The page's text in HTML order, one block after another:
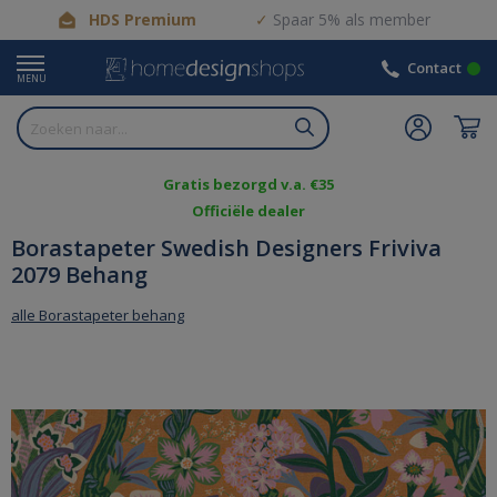
HDS Premium Spaar 5% als member
MENU
Contact
Gratis bezorgd v.a. €35
Officiële dealer
Borastapeter Swedish Designers Friviva
2079 Behang
alle Borastapeter behang